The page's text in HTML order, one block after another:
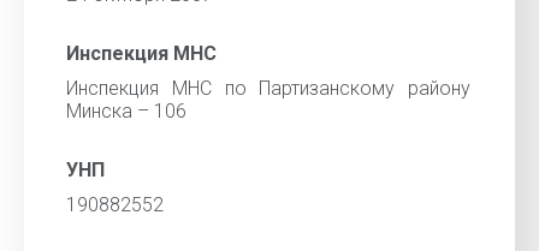
Инспекция МНС
Инспекция МНС по Партизанскому району
Минска – 106
УНП
190882552